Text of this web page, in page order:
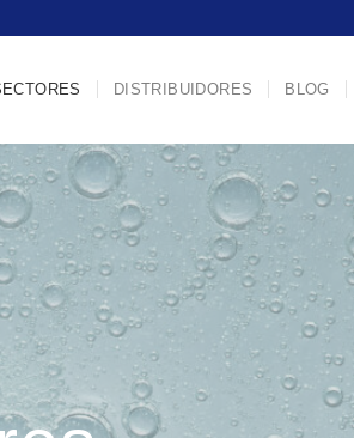
DISTRIBUIDORES BLOG